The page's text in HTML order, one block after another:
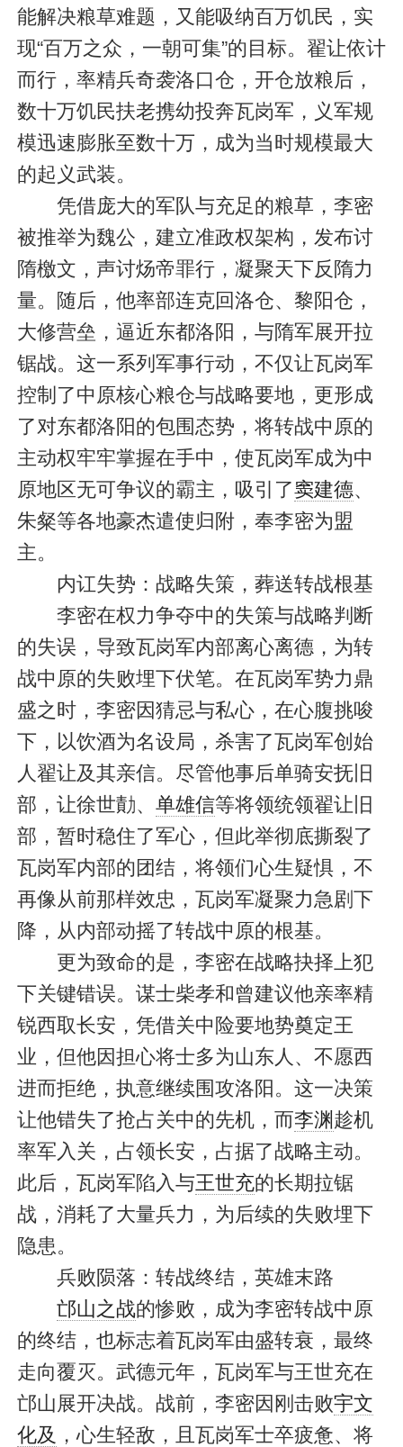
能解决粮草难题，又能吸纳百万饥民，实
现“百万之众，一朝可集”的目标。翟让依计
而行，率精兵奇袭洛口仓，开仓放粮后，
数十万饥民扶老携幼投奔瓦岗军，义军规
模迅速膨胀至数十万，成为当时规模最大
的起义武装。
凭借庞大的军队与充足的粮草，李密
被推举为魏公，建立准政权架构，发布讨
隋檄文，声讨炀帝罪行，凝聚天下反隋力
量。随后，他率部连克回洛仓、黎阳仓，
大修营垒，逼近东都洛阳，与隋军展开拉
锯战。这一系列军事行动，不仅让瓦岗军
控制了中原核心粮仓与战略要地，更形成
了对东都洛阳的包围态势，将转战中原的
主动权牢牢掌握在手中，使瓦岗军成为中
原地区无可争议的霸主，吸引了窦建德、
朱粲等各地豪杰遣使归附，奉李密为盟
主。
内讧失势：战略失策，葬送转战根基
李密在权力争夺中的失策与战略判断
的失误，导致瓦岗军内部离心离德，为转
战中原的失败埋下伏笔。在瓦岗军势力鼎
盛之时，李密因猜忌与私心，在心腹挑唆
下，以饮酒为名设局，杀害了瓦岗军创始
人翟让及其亲信。尽管他事后单骑安抚旧
部，让徐世勣、 单雄信等将领统领翟让旧
部，暂时稳住了军心，但此举彻底撕裂了
瓦岗军内部的团结，将领们心生疑惧，不
再像从前那样效忠，瓦岗军凝聚力急剧下
降，从内部动摇了转战中原的根基。
更为致命的是，李密在战略抉择上犯
下关键错误。谋士柴孝和曾建议他亲率精
锐西取长安，凭借关中险要地势奠定王
业，但他因担心将士多为山东人、不愿西
进而拒绝，执意继续围攻洛阳。这一决策
让他错失了抢占关中的先机，而李渊 趁机
率军入关，占领长安，占据了战略主动。
此后，瓦岗军陷入与王世充的长期拉锯
战，消耗了大量兵力，为后续的失败埋下
隐患。
兵败陨落：转战终结，英雄末路
邙山之战的惨败，成为李密转战中原
的终结，也标志着瓦岗军由盛转衰，最终
走向覆灭。武德元年，瓦岗军与王世充在
邙山展开决战。战前，李密因刚击败宇文
化及 ，心生轻敌，且瓦岗军士卒疲惫、将